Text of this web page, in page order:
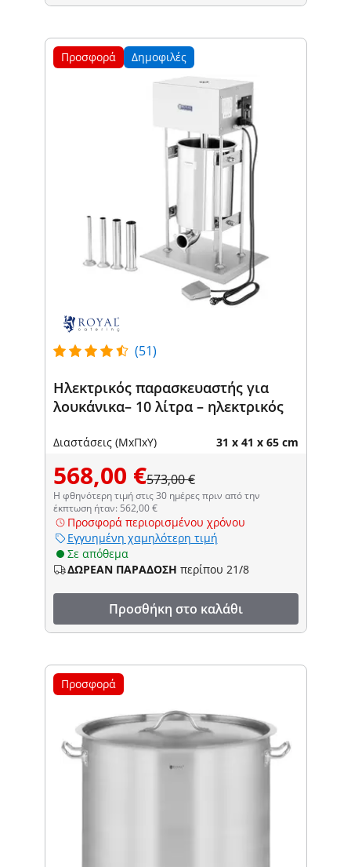
Προσφορά Δημοφιλές
(51)
Ηλεκτρικός παρασκευαστής για
λουκάνικα– 10 λίτρα – ηλεκτρικός
Διαστάσεις (ΜxΠxΥ) 31 x 41 x 65 cm
568,00 €573,00 €
Η φθηνότερη τιμή στις 30 ημέρες πριν από την
έκπτωση ήταν: 562,00 €
Προσφορά περιορισμένου χρόνου
Εγγυημένη χαμηλότερη τιμή
Σε απόθεμα
ΔΩΡΕΑΝ ΠΑΡΑΔΟΣΗ περίπου 21/8
Προσθήκη στο καλάθι
Προσφορά